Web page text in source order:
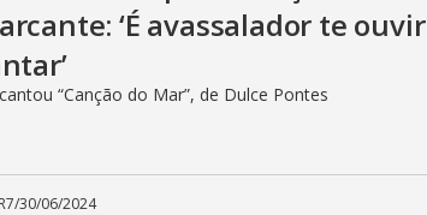
‘É avassalador te ouvir
“Canção do Mar”, de Dulce Pontes
/30/06/2024